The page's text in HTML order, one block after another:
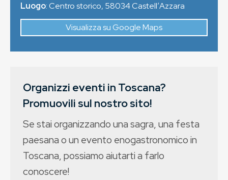
Luogo:Centro storico, 58034CastellʼAzzara
Visualizza su Google Maps
Organizzi eventi in Toscana?
Promuovili sul nostro sito!
Se stai organizzando una sagra, una festa
paesana o un evento enogastronomico in
Toscana, possiamo aiutarti a farlo
conoscere!